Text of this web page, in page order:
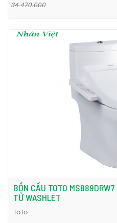
34.470.000
BỒN CẦU TOTO
TỬ WASHLET
ToTo